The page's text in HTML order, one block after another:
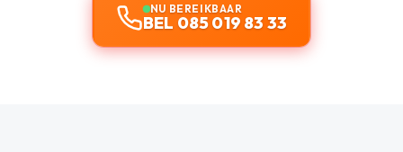
NU BEREIKBAAR
BEL 085 019 83 33